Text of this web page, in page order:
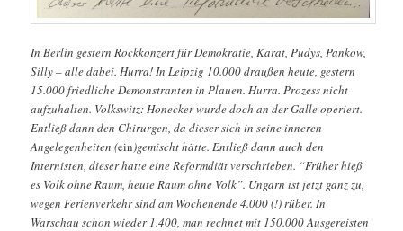
In Berlin gestern Rockkonzert für Demokratie, Karat, Pudys, Pankow,
Silly – alle dabei. Hurra! In Leipzig 10.000 draußen heute, gestern
15.000 friedliche Demonstranten in Plauen. Hurra. Prozess nicht
aufzuhalten. Volkswitz: Honecker wurde doch an der Galle operiert.
Entließ dann den Chirurgen, da dieser sich in seine inneren
Angelegenheiten (ein)gemischt hätte. Entließ dann auch den
Internisten, dieser hatte eine Reformdiät verschrieben. “Früher hieß
es Volk ohne Raum, heute Raum ohne Volk”. Ungarn ist jetzt ganz zu,
wegen Ferienverkehr sind am Wochenende 4.000 (!) rüber. In
Warschau schon wieder 1.400, man rechnet mit 150.000 Ausgereisten